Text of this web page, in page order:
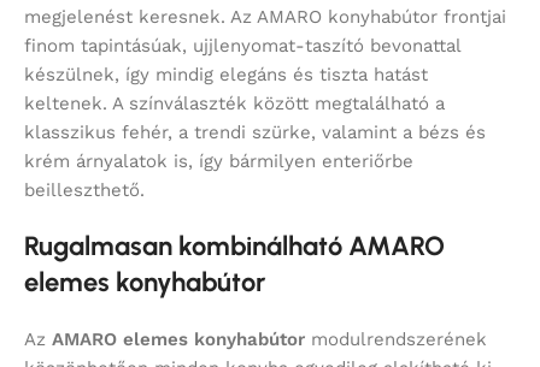
megjelenést keresnek. Az AMARO konyhabútor frontjai
finom tapintásúak, ujjlenyomat-taszító bevonattal
készülnek, így mindig elegáns és tiszta hatást
keltenek. A színválaszték között megtalálható a
klasszikus fehér, a trendi szürke, valamint a bézs és
krém árnyalatok is, így bármilyen enteriőrbe
beilleszthető.
Rugalmasan kombinálható AMARO
elemes konyhabútor
Az AMARO elemes konyhabútor modulrendszerének